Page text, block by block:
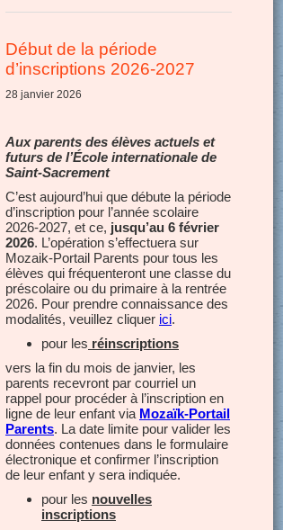
Début de la période
d’inscriptions 2026-2027
28 janvier 2026
Aux parents des élèves actuels et
futurs de l’École internationale de
Saint-Sacrement
C’est aujourd’hui que débute la période
d’inscription pour l’année scolaire
2026-2027, et ce, jusqu’au 6 février
2026. L’opération s’effectuera sur
Mozaik-Portail Parents pour tous les
élèves qui fréquenteront une classe du
préscolaire ou du primaire à la rentrée
2026. Pour prendre connaissance des
modalités, veuillez cliquer ici.
pour les réinscriptions
vers la fin du mois de janvier, les
parents recevront par courriel un
rappel pour procéder à l’inscription en
ligne de leur enfant via Mozaïk-Portail
Parents. La date limite pour valider les
données contenues dans le formulaire
électronique et confirmer l’inscription
de leur enfant y sera indiquée.
pour les nouvelles
inscriptions